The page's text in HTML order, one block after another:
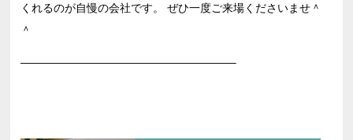
くれるのが自慢の会社です。 ぜひ一度ご来場くださいませ＾
＾
———————————————————–